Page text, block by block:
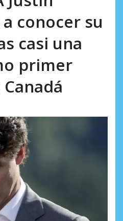
conocer su
casi una
primer